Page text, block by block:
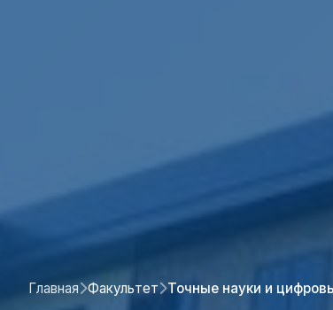
Главная Факультет Точные науки и